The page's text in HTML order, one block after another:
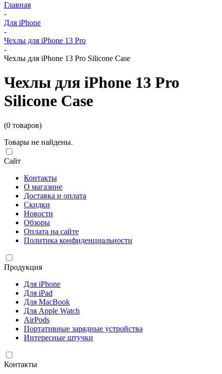
Главная
-
Для iPhone
-
Чехлы для iPhone 13 Pro
-
Чехлы для iPhone 13 Pro Silicone Case
Чехлы для iPhone 13 Pro
Silicone Case
(0 товаров)
Товары не найдены.
Сайт
Контакты
О магазине
Доставка и оплата
Скидки
Новости
Обзоры
Оплата на сайте
Политика конфиденциальности
Продукция
Для iPhone
Для iPad
Для MacBook
Для Apple Watch
AirPods
Портативные зарядные устройства
Интересные штучки
Контакты